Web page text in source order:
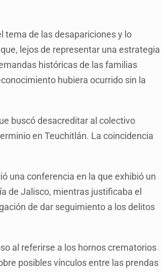
Artesano
por Interpol
tema de las desapariciones y lo
lejos de representar una estrategia
históricas de las familias
hubiera ocurrido sin la
buscó desacreditar al colectivo
en Teuchitlán. La coincidencia
una conferencia en la que exhibió un
de Jalisco, mientras justificaba el
de dar seguimiento a los delitos
al referirse a los hornos crematorios
posibles vínculos entre las prendas